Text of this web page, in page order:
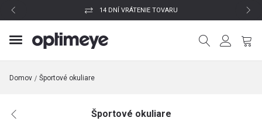
14 DNÍ VRÁTENIE TOVARU
Domov Športové okuliare
Športové okuliare